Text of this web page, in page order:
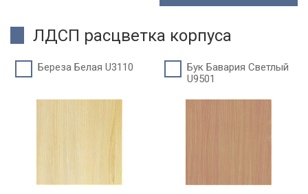
ЛДСП расцветка корпуса
Береза Белая U3110
Бук Бавария Светлый
U9501